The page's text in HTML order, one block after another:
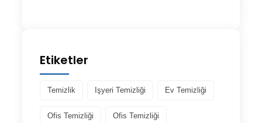
Etiketler
Temizlik Işyeri Temizliği Ev Temizliği
Ofis Temizliği Ofis Temizliği